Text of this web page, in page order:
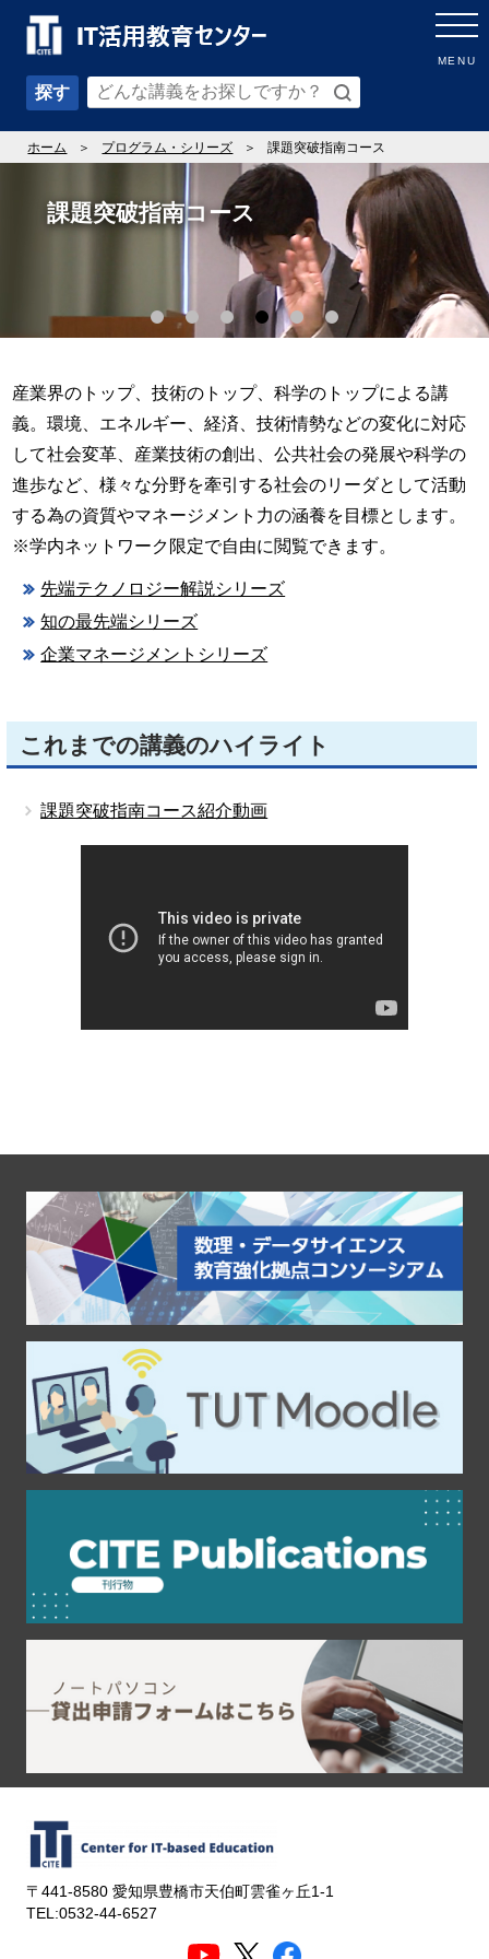
探す
MENU
ホーム プログラム・シリーズ 課題突破指南コース
課題突破指南コース
産業界のトップ、技術のトップ、科学のトップによる講
義。環境、エネルギー、経済、技術情勢などの変化に対応
して社会変革、産業技術の創出、公共社会の発展や科学の
進歩など、様々な分野を牽引する社会のリーダとして活動
する為の資質やマネージメント力の涵養を目標とします。
※学内ネットワーク限定で自由に閲覧できます。
先端テクノロジー解説シリーズ
知の最先端シリーズ
企業マネージメントシリーズ
これまでの講義のハイライト
課題突破指南コース紹介動画
〒441-8580 愛知県豊橋市天伯町雲雀ヶ丘1-1
TEL:0532-44-6527